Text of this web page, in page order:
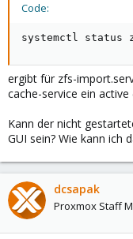
Code:
systemctl status
ergibt für zfs-
cache-service ein active
Kann der nicht
GUI sein? Wie kann ich
dcsapak
Proxmox Staff